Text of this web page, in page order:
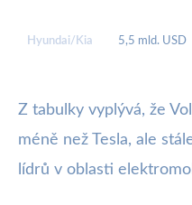
Hyundai/Kia 5,5 mld. USD
Z tabulky vyplývá, že
méně než Tesla, ale
lídrů v oblasti